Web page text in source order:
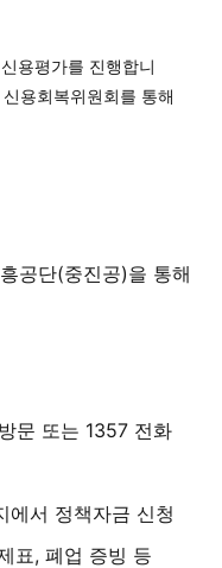
용평가를 진행합니
용회복위원회를 통해
공단(중진공)을 통해
문 또는 1357 전화
에서 정책자금 신청
표, 폐업 증빙 등